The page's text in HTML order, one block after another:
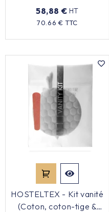
58,88 € HT
70.66 € TTC
Prix
HOSTELTEX - Kit vanité
(Coton, coton-tige &